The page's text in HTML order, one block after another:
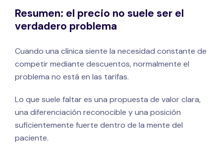
Resumen: el precio no suele ser el
verdadero problema
Cuando una clínica siente la necesidad constante de
competir mediante descuentos, normalmente el
problema no está en las tarifas.
Lo que suele faltar es una propuesta de valor clara,
una diferenciación reconocible y una posición
suficientemente fuerte dentro de la mente del
paciente.